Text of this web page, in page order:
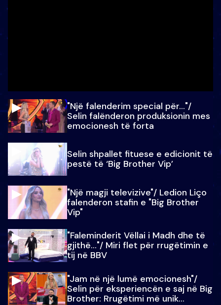
"Një falenderim special për…"/
Selin falënderon produksionin mes
emocionesh të forta
Selin shpallet fituese e edicionit të
pestë të ‘Big Brother Vip’
"Një magji televizive"/ Ledion Liço
falenderon stafin e "Big Brother
Vip"
"Faleminderit Vëllai i Madh dhe të
gjithë…"/ Miri flet për rrugëtimin e
tij në BBV
"Jam në një lumë emocionesh"/
Selin për eksperiencën e saj në Big
Brother: Rrugëtimi më unik…